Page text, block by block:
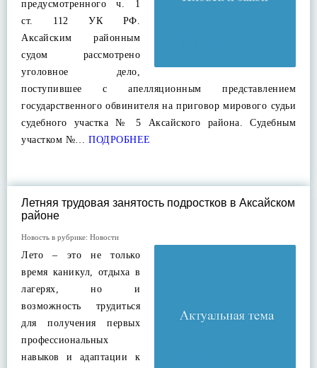
предусмотренного ч. 1
ст. 112 УК РФ.
Аксайским районным
судом рассмотрено
уголовное дело,
поступившее с апелляционным представлением
государственного обвинителя на приговор мирового судьи
судебного участка № 5 Аксайского района. Судебным
участком №… ПОДРОБНЕЕ
Летняя трудовая занятость подростков в Аксайском
районе
Новость в рубрике: Новости
Лето – это не только
время каникул, отдыха в
лагерях, но и
возможность трудиться
для получения первых
профессиональных
навыков и адаптации к